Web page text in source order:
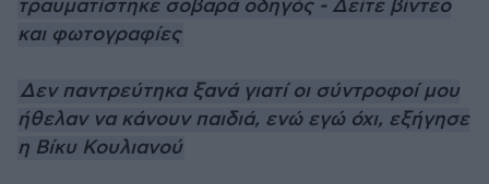
τραυματίστηκε σοβαρά οδηγός - Δείτε βίντεο
και φωτογραφίες
Δεν παντρεύτηκα ξανά γιατί οι σύντροφοί μου
ήθελαν να κάνουν παιδιά, ενώ εγώ όχι, εξήγησε
η Βίκυ Κουλιανού